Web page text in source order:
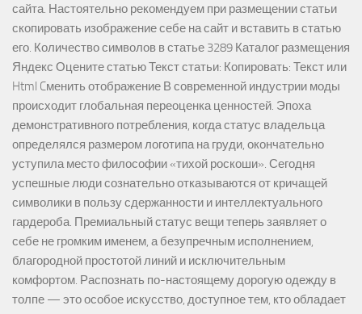
сайта. Настоятельно рекомендуем при размещении статьи
скопировать изображение себе на сайт и вставить в статью
его. Количество символов в статье 3289 Каталог размещения
Яндекс Оцените статью Текст статьи: Копировать: Текст или
Html Cменить отображение В современной индустрии моды
происходит глобальная переоценка ценностей. Эпоха
демонстративного потребления, когда статус владельца
определялся размером логотипа на груди, окончательно
уступила место философии «тихой роскоши». Сегодня
успешные люди сознательно отказываются от кричащей
символики в пользу сдержанности и интеллектуального
гардероба. Премиальный статус вещи теперь заявляет о
себе не громким именем, а безупречным исполнением,
благородной простотой линий и исключительным
комфортом. Распознать по-настоящему дорогую одежду в
толпе — это особое искусство, доступное тем, кто обладает